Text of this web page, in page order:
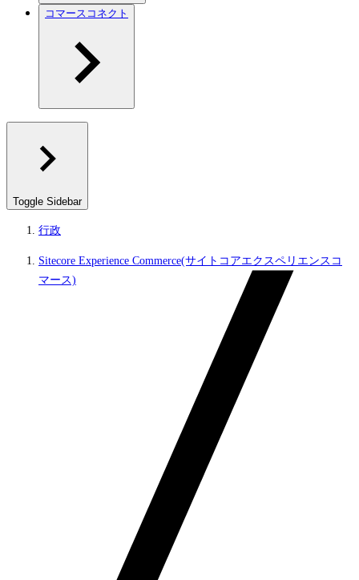
コマースコネクト
Toggle Sidebar
行政
Sitecore Experience Commerce(サイトコアエクスペリエンスコ
マース)